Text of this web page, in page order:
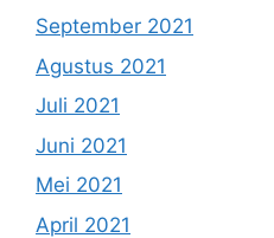
September 2021
Agustus 2021
Juli 2021
Juni 2021
Mei 2021
April 2021